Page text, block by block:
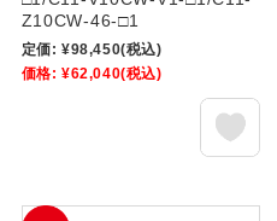
Z10CW-46-□1
定価: ¥98,450(税込)
価格: ¥62,040(税込)